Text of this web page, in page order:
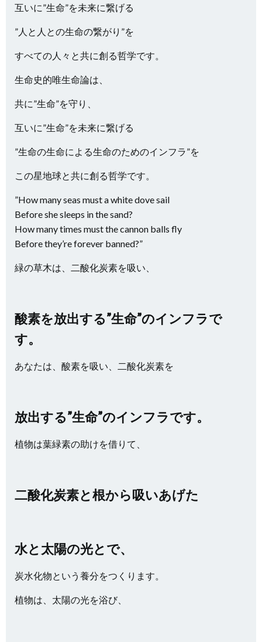
互いに”生命”を未来に繋げる
”人と人との生命の繋がり”を
すべての人々と共に創る哲学です。
生命史的唯生命論は、
共に”生命”を守り、
互いに”生命”を未来に繋げる
”生命の生命による生命のためのインフラ”を
この星地球と共に創る哲学です。
”How many seas must a white dove sail
Before she sleeps in the sand?
How many times must the cannon balls fly
Before they’re forever banned?”
緑の草木は、二酸化炭素を吸い、
酸素を放出する”生命”のインフラで
す。
あなたは、酸素を吸い、二酸化炭素を
放出する”生命”のインフラです。
植物は葉緑素の助けを借りて、
二酸化炭素と根から吸いあげた
水と太陽の光とで、
炭水化物という養分をつくります。
植物は、太陽の光を浴び、